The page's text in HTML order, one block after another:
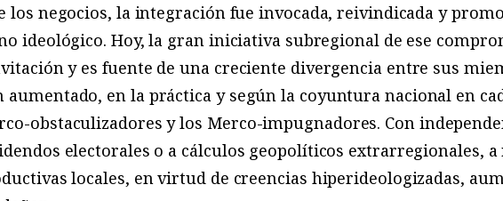
los negocios, la integración fue invocada, reivindicada y
ideológico. Hoy, la gran iniciativa subregional de ese
y es fuente de una creciente divergencia entre sus
aumentado, en la práctica y según la coyuntura nacional en
obstaculizadores y los Merco-impugnadores. Con
electorales o a cálculos geopolíticos extrarregionales,
locales, en virtud de creencias hiperideologizadas,